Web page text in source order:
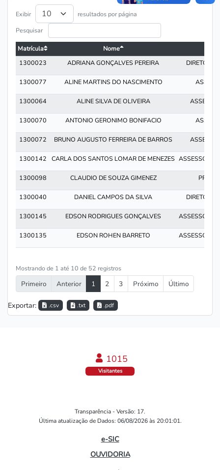
Exibir
resultados por página
Pesquisar
Matrícula Nome
1300023
ADRIANA GONÇALVES PEREIRA DIRETOR
1300077 ALINE MARTINS DO NASCIMENTO
1300064 ALINE SILVA DE OLIVEIRA
1300070 ANTONIO GERONIMO BONIFACIO
1300072 BRUNO AUGUSTO FERREIRA DE BARROS
1300142 CARLA DOS SANTOS LOMAR DE MENEZES ASSESSOR
1300098 CLAUDIO DE SOUZA GIMENEZ
1300040 DANIEL CAMPOS DA SILVA DIRETOR
1300145 EDSON RODRIGUES GONÇALVES ASSESSOR
1300135 EDSON ROHEN BARRETO ASSESSOR
Mostrando de 1 até 10 de 52 registros
Primeiro Anterior 1 2 3 Próximo Último
Exportar: .csv .txt .pdf
1060
Visitantes
Transparência - Versão: 17.
Última atualização de Dados: 06/08/2026 às 20:01:01.
e-SIC
OUVIDORIA